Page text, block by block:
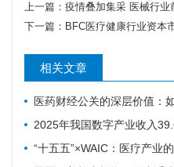
上一篇： 疫情叠加集采 医械行业前瞻
下一篇： BFC医疗健康行业资本
相关文章
医药财经公关的深层价值：如何帮助企业完成从
2025年我国数字产业收入39.6
“十五五”×WAIC：医疗产业